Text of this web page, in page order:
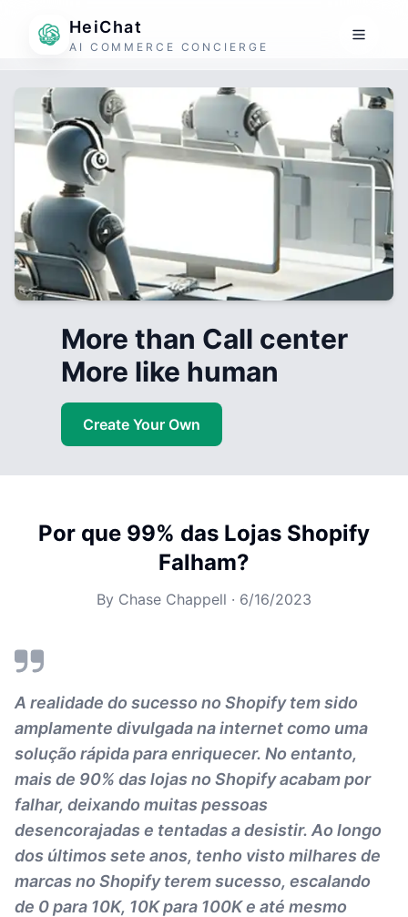
HeiChat
AI COMMERCE CONCIERGE
More than Call center
More like human
Create Your Own
Por que 99% das Lojas Shopify
Falham?
By Chase Chappell · 6/16/2023
A realidade do sucesso no Shopify tem sido
amplamente divulgada na internet como uma
solução rápida para enriquecer. No entanto,
mais de 90% das lojas no Shopify acabam por
falhar, deixando muitas pessoas
desencorajadas e tentadas a desistir. Ao longo
dos últimos sete anos, tenho visto milhares de
marcas no Shopify terem sucesso, escalando
de 0 para 10K, 10K para 100K e até mesmo